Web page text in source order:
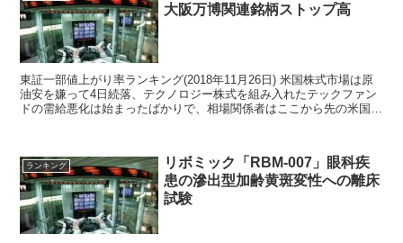
大阪万博関連銘柄ストップ高
東証一部値上がり率ランキング(2018年11月26日) 米国株式市場は原
油安を嫌って4日続落、テクノロジー株式を組み入れたテックファン
ドの需給悪化は始まったばかりで、相場関係者はここから先の米国株
ランキング
リボミック「RBM-007」眼科疾
患の滲出型加齢黄斑変性への離床
試験